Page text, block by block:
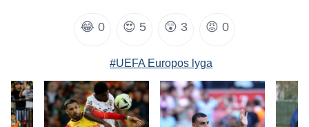
😂 0 😍 5 😲 3 😡 0
#UEFA Europos lyga